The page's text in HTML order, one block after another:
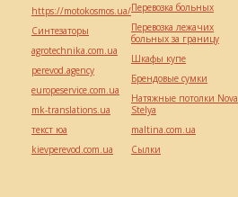
https://motokosmos.ua/
Синтезаторы
agrotechnika.com.ua
perevod.agency
europeservice.com.ua
mk-translations.ua
текст юа
kievperevod.com.ua
Перевозка больных
Перевозка лежачих
больных за границу
Шкафы купе
Брендовые сумки
Натяжные потолки Nova
Stelya
maltina.com.ua
Cылки